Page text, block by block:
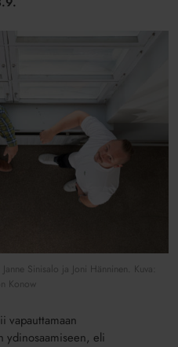
Sinisalo ja Joni Hänninen. Kuva:
Konow
vapauttamaan
ydinosaamiseen, eli